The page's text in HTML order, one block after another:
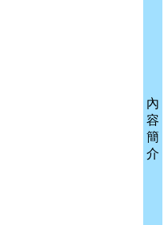
內
容
簡
介